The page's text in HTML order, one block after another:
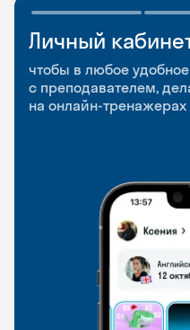
Личный
чтобы в любое
с преподавателем,
на онлайн-
Мобильное
приложение
чтобы заниматься и
и когда удобно
Разговорные
и Talks
Групповые занятия
и индивидуальные